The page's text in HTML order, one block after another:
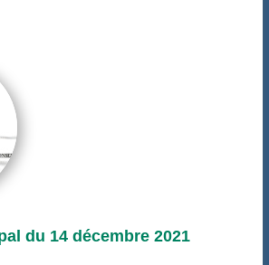
du 14 décembre 2021